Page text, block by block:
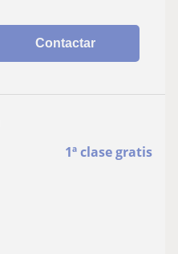
Contactar
1ª clase gratis